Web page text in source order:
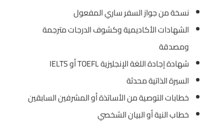
نسخة من جواز السفر ساري المفعول
الشهادات الأكاديمية وكشوف الدرجات مترجمة
ومصدقة
شهادة إجادة اللغة الإنجليزية TOEFL أو IELTS
السيرة الذاتية محدثة
خطابات التوصية من الأساتذة أو المشرفين السابقين
خطاب النية أو البيان الشخصي